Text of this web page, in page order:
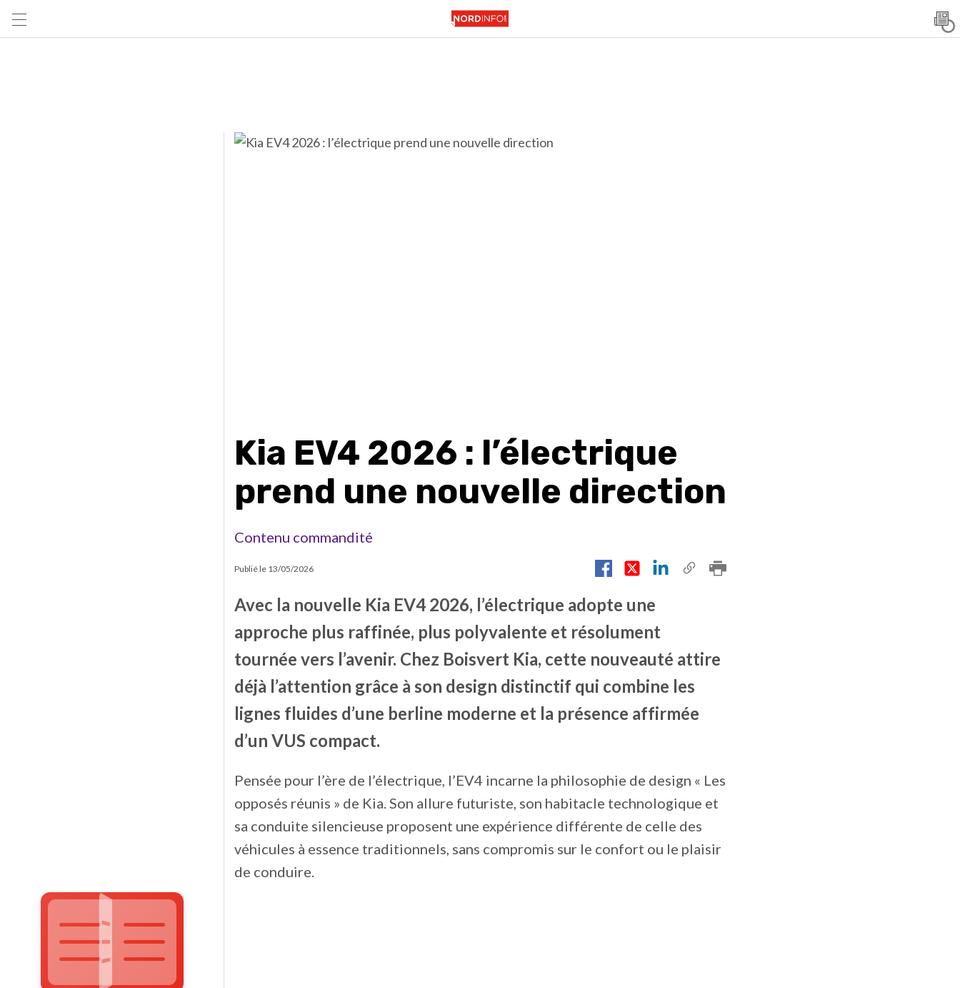
Kia EV4 2026 : l’électrique
prend une nouvelle direction
Contenu commandité
Publié le 13/05/2026
Avec la nouvelle Kia EV4 2026, l’électrique adopte une
approche plus raffinée, plus polyvalente et résolument
tournée vers l’avenir. Chez Boisvert Kia, cette nouveauté attire
déjà l’attention grâce à son design distinctif qui combine les
lignes fluides d’une berline moderne et la présence affirmée
d’un VUS compact.
Pensée pour l’ère de l’électrique, l’EV4 incarne la philosophie de design « Les
opposés réunis » de Kia. Son allure futuriste, son habitacle technologique et
sa conduite silencieuse proposent une expérience différente de celle des
véhicules à essence traditionnels, sans compromis sur le confort ou le plaisir
de conduire.